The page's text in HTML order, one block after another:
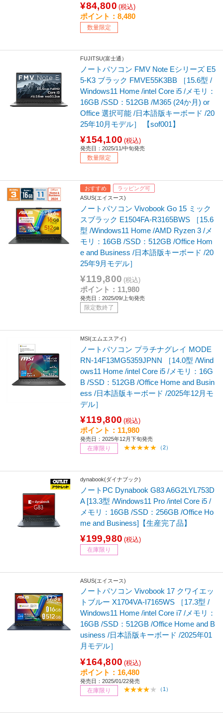
¥84,800 (税込)
ポイント：8,480
数量限定
FUJITSU(富士通）
ノートパソコン FMV Note Eシリーズ E5
5-K3 ブラック FMVE55K3BB ［15.6型 /
Windows11 Home /intel Core i5 /メモリ：
16GB /SSD：512GB /M365 (24か月) or
Office 選択可能 /日本語版キーボード /20
25年10月モデル］ 【sof001】
¥154,100 (税込)
発売日：2025/11/中旬発売
数量限定
おすすめ
ラッピング可
ASUS(エイスース)
ノートパソコン Vivobook Go 15 ミック
スブラック E1504FA-R3165BWS ［15.6
型 /Windows11 Home /AMD Ryzen 3 /メ
モリ：16GB /SSD：512GB /Office Hom
e and Business /日本語版キーボード /20
25年9月モデル］
¥119,800 (税込)
ポイント：11,980
発売日：2025/09/上旬発売
限定数終了
MSI(エムエスアイ)
ノートパソコン プラチナグレイ MODE
RN-14F13MG5359JPNN ［14.0型 /Wind
ows11 Home /intel Core i5 /メモリ：16G
B /SSD：512GB /Office Home and Busin
ess /日本語版キーボード /2025年12月モ
デル］
¥119,800 (税込)
ポイント：11,980
発売日：2025年12月下旬発売
在庫限り （2）
dynabook(ダイナブック)
ノートPC Dynabook G83 A6G2LYL753D
A [13.3型 /Windows11 Pro /intel Core i5 /
メモリ：16GB /SSD：256GB /Office Ho
me and Business]【生産完了品】
¥199,980 (税込)
在庫限り
ASUS(エイスース)
ノートパソコン Vivobook 17 クワイエッ
トブルー X1704VA-I7165WS ［17.3型 /
Windows11 Home /intel Core i7 /メモリ：
16GB /SSD：512GB /Office Home and B
usiness /日本語版キーボード /2025年01
月モデル］
¥164,800 (税込)
ポイント：16,480
発売日：2025/01/22発売
在庫限り （1）